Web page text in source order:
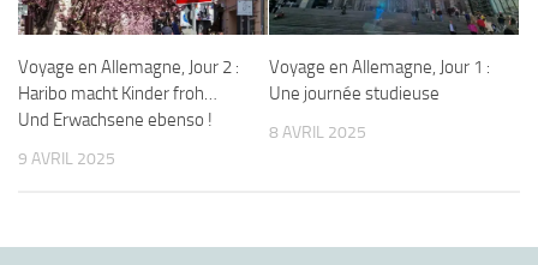
Voyage en Allemagne, Jour 2 :
Haribo macht Kinder froh…
Und Erwachsene ebenso !
9 AVRIL 2025
Voyage en Allemagne, Jour 1 :
Une journée studieuse
8 AVRIL 2025